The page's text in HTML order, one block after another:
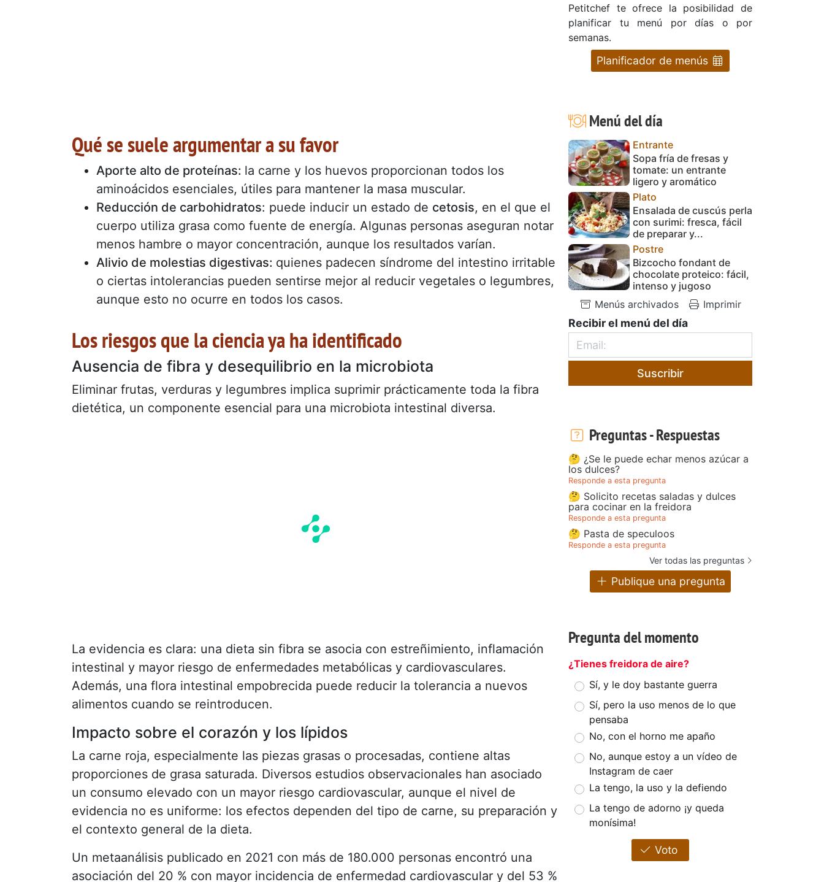
Qué se suele argumentar a su favor
Aporte alto de proteínas: la carne y los huevos proporcionan todos los
aminoácidos esenciales, útiles para mantener la masa muscular.
Reducción de carbohidratos: puede inducir un estado de cetosis, en el que el
cuerpo utiliza grasa como fuente de energía. Algunas personas aseguran notar
menos hambre o mayor concentración, aunque los resultados varían.
Alivio de molestias digestivas: quienes padecen síndrome del intestino irritable
o ciertas intolerancias pueden sentirse mejor al reducir vegetales o legumbres,
aunque esto no ocurre en todos los casos.
Los riesgos que la ciencia ya ha identificado
Ausencia de fibra y desequilibrio en la microbiota
Eliminar frutas, verduras y legumbres implica suprimir prácticamente toda la fibra
dietética, un componente esencial para una microbiota intestinal diversa.
La evidencia es clara: una dieta sin fibra se asocia con estreñimiento, inflamación
intestinal y mayor riesgo de enfermedades metabólicas y cardiovasculares.
Además, una flora intestinal empobrecida puede reducir la tolerancia a nuevos
alimentos cuando se reintroducen.
Impacto sobre el corazón y los lípidos
La carne roja, especialmente las piezas grasas o procesadas, contiene altas
proporciones de grasa saturada. Diversos estudios observacionales han asociado
un consumo elevado con un mayor riesgo cardiovascular, aunque el nivel de
evidencia no es uniforme: los efectos dependen del tipo de carne, su preparación y
el contexto general de la dieta.
Un metaanálisis publicado en 2021 con más de 180.000 personas encontró una
asociación del 20 % con mayor incidencia de enfermedad cardiovascular y del 53 %
Petitchef te ofrece la posibilidad de
planificar tu menú por días o por
semanas.
Planificador de menús
Menú del día
Entrante
Sopa fría de fresas y
tomate: un entrante
ligero y aromático
Plato
Ensalada de cuscús perla
con surimi: fresca, fácil
de preparar y...
Postre
Bizcocho fondant de
chocolate proteico: fácil,
intenso y jugoso
Menús archivados
Imprimir
Recibir el menú del día
Suscribir
Preguntas - Respuestas
🤔 ¿Se le puede echar menos azúcar a
los dulces?
Responde a esta pregunta
🤔 Solicito recetas saladas y dulces
para cocinar en la freidora
Responde a esta pregunta
🤔 Pasta de speculoos
Responde a esta pregunta
Ver todas las preguntas
Publique una pregunta
Pregunta del momento
¿Tienes freidora de aire?
Sí, y le doy bastante guerra
Sí, pero la uso menos de lo que
pensaba
No, con el horno me apaño
No, aunque estoy a un vídeo de
Instagram de caer
La tengo, la uso y la defiendo
La tengo de adorno ¡y queda
monísima!
Voto